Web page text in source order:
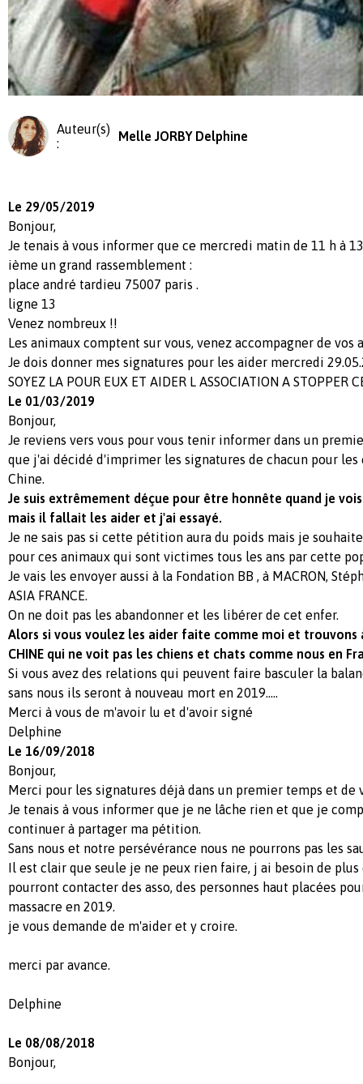
Auteur(s)
:
Melle JORBY Delphine
Le 29/05/2019
Bonjour,
Je tenais à vous informer que ce mercredi matin de 11 h à
ième un grand rassemblement :
place andré tardieu 75007 paris .
ligne 13
Venez nombreux !!
Les animaux comptent sur vous, venez accompagner de vos
Je dois donner mes signatures pour les aider mercredi
SOYEZ LA POUR EUX ET AIDER L ASSOCIATION A STOPPER
Le 01/03/2019
Bonjour,
Je reviens vers vous pour vous tenir informer dans un
que j'ai décidé d'imprimer les signatures de chacun pour les
Chine.
Je suis extrêmement déçue pour être honnête quand je
mais il fallait les aider et j'ai essayé.
Je ne sais pas si cette pétition aura du poids mais je
pour ces animaux qui sont victimes tous les ans par cette
Je vais les envoyer aussi à la Fondation BB , à MACRON,
ASIA FRANCE.
On ne doit pas les abandonner et les libérer de cet enfer.
Alors si vous voulez les aider faite comme moi et
CHINE qui ne voit pas les chiens et chats comme nous en
Si vous avez des relations qui peuvent faire basculer la
sans nous ils seront à nouveau mort en 2019.....
Merci à vous de m'avoir lu et d'avoir signé
Delphine
Le 16/09/2018
Bonjour,
Merci pour les signatures déjà dans un premier temps et de
Je tenais à vous informer que je ne lâche rien et que je
continuer à partager ma pétition.
Sans nous et notre persévérance nous ne pourrons pas les
Il est clair que seule je ne peux rien faire, j ai besoin de
pourront contacter des asso, des personnes haut placées
massacre en 2019.
je vous demande de m'aider et y croire.
merci par avance.
Delphine
Le 08/08/2018
Bonjour,